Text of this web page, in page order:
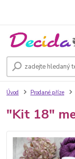
Úvod Prodané příze
"Kit 18"